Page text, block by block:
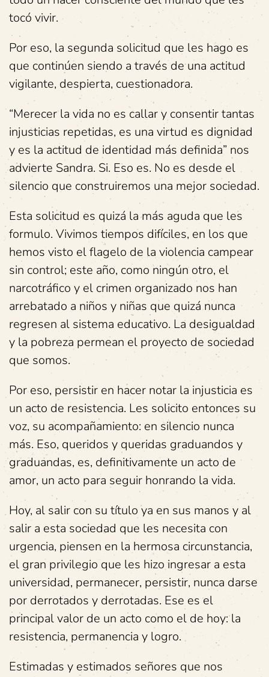
tocó vivir.
Por eso, la segunda solicitud que les hago es
que continúen siendo a través de una actitud
vigilante, despierta, cuestionadora.
“Merecer la vida no es callar y consentir tantas
injusticias repetidas, es una virtud es dignidad
y es la actitud de identidad más definida” nos
advierte Sandra. Si. Eso es. No es desde el
silencio que construiremos una mejor sociedad.
Esta solicitud es quizá la más aguda que les
formulo. Vivimos tiempos difíciles, en los que
hemos visto el flagelo de la violencia campear
sin control; este año, como ningún otro, el
narcotráfico y el crimen organizado nos han
arrebatado a niños y niñas que quizá nunca
regresen al sistema educativo. La desigualdad
y la pobreza permean el proyecto de sociedad
que somos.
Por eso, persistir en hacer notar la injusticia es
un acto de resistencia. Les solicito entonces su
voz, su acompañamiento: en silencio nunca
más. Eso, queridos y queridas graduandos y
graduandas, es, definitivamente un acto de
amor, un acto para seguir honrando la vida.
Hoy, al salir con su título ya en sus manos y al
salir a esta sociedad que les necesita con
urgencia, piensen en la hermosa circunstancia,
el gran privilegio que les hizo ingresar a esta
universidad, permanecer, persistir, nunca darse
por derrotados y derrotadas. Ese es el
principal valor de un acto como el de hoy: la
resistencia, permanencia y logro.
Estimadas y estimados señores que nos